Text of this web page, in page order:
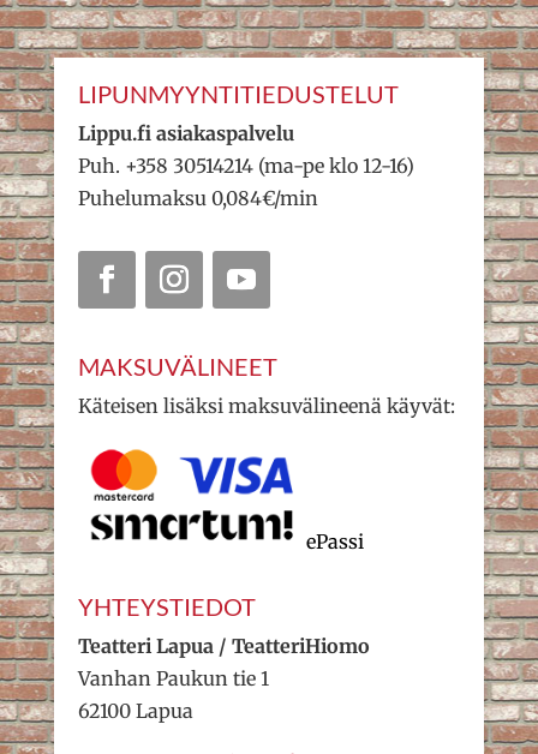
LIPUNMYYNTITIEDUSTELUT
Lippu.fi asiakaspalvelu
Puh. +358 30514214 (ma-pe klo 12-16)
Puhelumaksu 0,084€/min
MAKSUVÄLINEET
Käteisen lisäksi maksuvälineenä käyvät:
ePassi
YHTEYSTIEDOT
Teatteri Lapua / TeatteriHiomo
Vanhan Paukun tie 1
62100 Lapua